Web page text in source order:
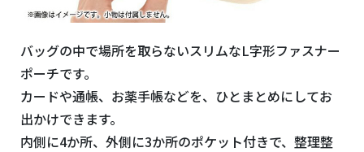
バッグの中で場所を取らないスリムなL字形ファスナー
ポーチです。
カードや通帳、お薬手帳などを、ひとまとめにしてお
出かけできます。
内側に4か所、外側に3か所のポケット付きで、整理整